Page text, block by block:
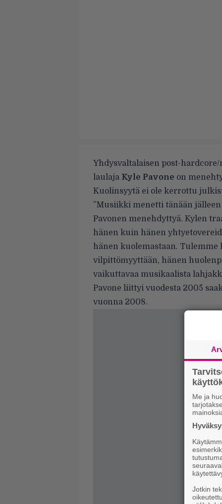
Yhdysvaltalaisen post-hardcore/
laulaja Kyle Pavone on
Kuolinsyytä ei ole kerrottu
”Musiikki menetti tänään
Pavonen menehdyttyä. Kylen
hänen kuin hänen
hänen kuolemastaan. Tulemme
vilpittömyyttään, hänen
vaikuttavaa musikaalista
Pavone liittyi vuodesta 2005
vuonna 2008.
Me ja
Jotkin